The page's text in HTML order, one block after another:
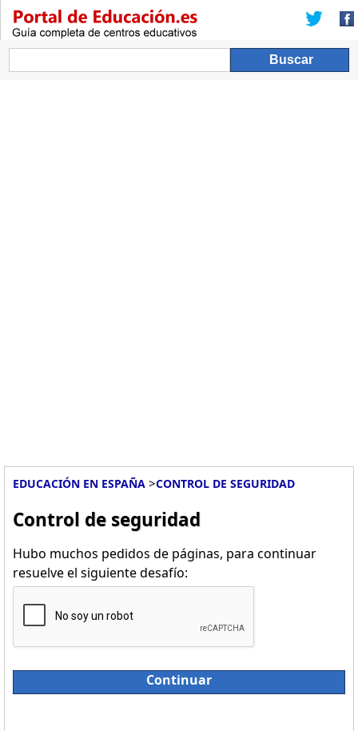
EDUCACIÓN EN ESPAÑA >CONTROL DE SEGURIDAD
Control de seguridad
Hubo muchos pedidos de páginas, para continuar
resuelve el siguiente desafío:
Continuar